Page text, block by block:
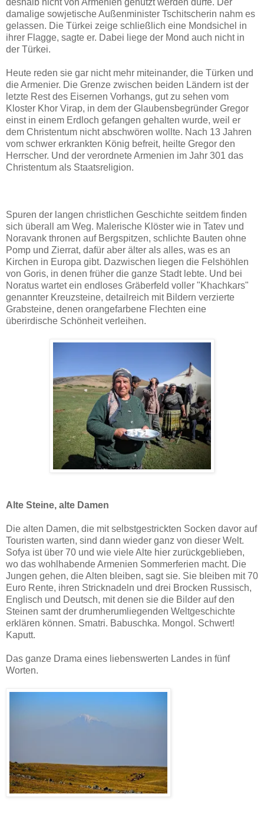
damalige sowjetische Außenminister Tschitscherin nahm es
gelassen. Die Türkei zeige schließlich eine Mondsichel in
ihrer Flagge, sagte er. Dabei liege der Mond auch nicht in
der Türkei.
Heute reden sie gar nicht mehr miteinander, die Türken und
die Armenier. Die Grenze zwischen beiden Ländern ist der
letzte Rest des Eisernen Vorhangs, gut zu sehen vom
Kloster Khor Virap, in dem der Glaubensbegründer Gregor
einst in einem Erdloch gefangen gehalten wurde, weil er
dem Christentum nicht abschwören wollte. Nach 13 Jahren
vom schwer erkrankten König befreit, heilte Gregor den
Herrscher. Und der verordnete Armenien im Jahr 301 das
Christentum als Staatsreligion.
Spuren der langen christlichen Geschichte seitdem finden
sich überall am Weg. Malerische Klöster wie in Tatev und
Noravank thronen auf Bergspitzen, schlichte Bauten ohne
Pomp und Zierrat, dafür aber älter als alles, was es an
Kirchen in Europa gibt. Dazwischen liegen die Felshöhlen
von Goris, in denen früher die ganze Stadt lebte. Und bei
Noratus wartet ein endloses Gräberfeld voller "Khachkars"
genannter Kreuzsteine, detailreich mit Bildern verzierte
Grabsteine, denen orangefarbene Flechten eine
überirdische Schönheit verleihen.
Alte Steine, alte Damen
Die alten Damen, die mit selbstgestrickten Socken davor auf
Touristen warten, sind dann wieder ganz von dieser Welt.
Sofya ist über 70 und wie viele Alte hier zurückgeblieben,
wo das wohlhabende Armenien Sommerferien macht. Die
Jungen gehen, die Alten bleiben, sagt sie. Sie bleiben mit 70
Euro Rente, ihren Stricknadeln und drei Brocken Russisch,
Englisch und Deutsch, mit denen sie die Bilder auf den
Steinen samt der drumherumliegenden Weltgeschichte
erklären können. Smatri. Babuschka. Mongol. Schwert!
Kaputt.
Das ganze Drama eines liebenswerten Landes in fünf
Worten.